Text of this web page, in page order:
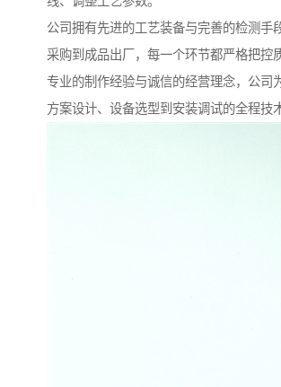
公司拥有先进的工艺装备与完善的检测手
采购到成品出厂，每一个环节都严格把控
专业的制作经验与诚信的经营理念，公司
方案设计、设备选型到安装调试的全程技